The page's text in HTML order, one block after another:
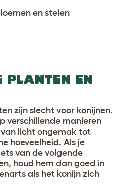
en stelen
PLANTEN EN
zijn slecht voor konijnen.
verschillende manieren
licht ongemak tot
hoeveelheid. Als je
van de volgende
houd hem dan goed in
als het konijn zich